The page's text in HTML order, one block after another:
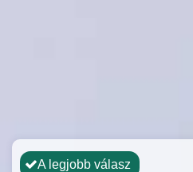
A legjobb válasz